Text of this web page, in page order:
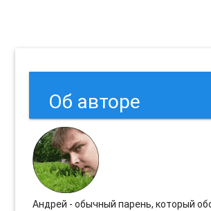
Об авторе
Андрей - обычный парень, который